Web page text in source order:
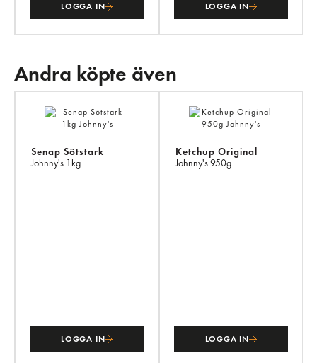
LOGGA IN LOGGA IN
Andra köpte även
Senap Sötstark
Johnny's 1kg
LOGGA IN
Ketchup Original
Johnny's950g
LOGGA IN